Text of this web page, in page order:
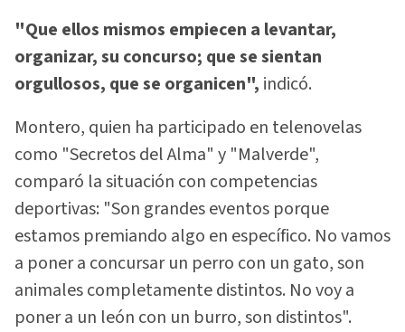
"Que ellos mismos empiecen a levantar,
organizar, su concurso; que se sientan
orgullosos, que se organicen", indicó.
Montero, quien ha participado en telenovelas
como "Secretos del Alma" y "Malverde",
comparó la situación con competencias
deportivas: "Son grandes eventos porque
estamos premiando algo en específico. No vamos
a poner a concursar un perro con un gato, son
animales completamente distintos. No voy a
poner a un león con un burro, son distintos".